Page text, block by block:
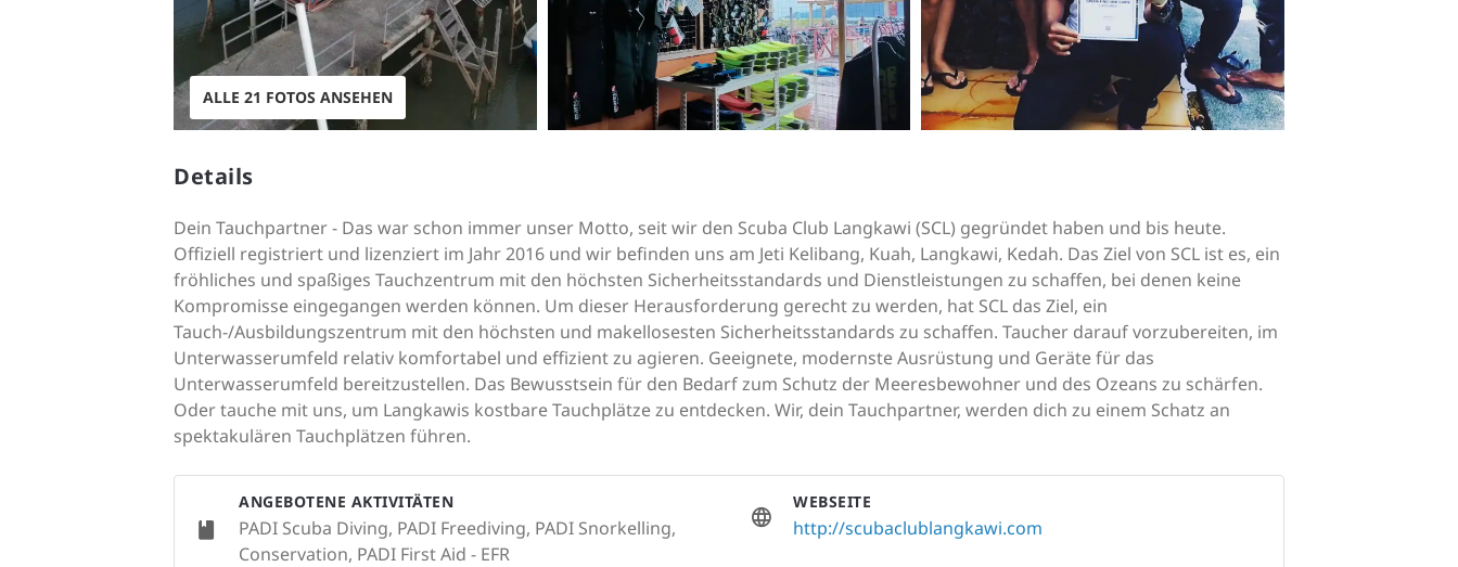
ALLE 21 FOTOS ANSEHEN
Details
Dein Tauchpartner - Das war schon immer unser Motto, seit wir den Scuba Club Langkawi (SCL) gegründet haben und bis heute.
Offiziell registriert und lizenziert im Jahr 2016 und wir befinden uns am Jeti Kelibang, Kuah, Langkawi, Kedah. Das Ziel von SCL ist es, ein
fröhliches und spaßiges Tauchzentrum mit den höchsten Sicherheitsstandards und Dienstleistungen zu schaffen, bei denen keine
Kompromisse eingegangen werden können. Um dieser Herausforderung gerecht zu werden, hat SCL das Ziel, ein
Tauch-/Ausbildungszentrum mit den höchsten und makellosesten Sicherheitsstandards zu schaffen. Taucher darauf vorzubereiten, im
Unterwasserumfeld relativ komfortabel und effizient zu agieren. Geeignete, modernste Ausrüstung und Geräte für das
Unterwasserumfeld bereitzustellen. Das Bewusstsein für den Bedarf zum Schutz der Meeresbewohner und des Ozeans zu schärfen.
Oder tauche mit uns, um Langkawis kostbare Tauchplätze zu entdecken. Wir, dein Tauchpartner, werden dich zu einem Schatz an
spektakulären Tauchplätzen führen.
ANGEBOTENE AKTIVITÄTEN
PADI Scuba Diving, PADI Freediving, PADI Snorkelling,
Conservation, PADI First Aid - EFR
WEBSEITE
http://scubaclublangkawi.com